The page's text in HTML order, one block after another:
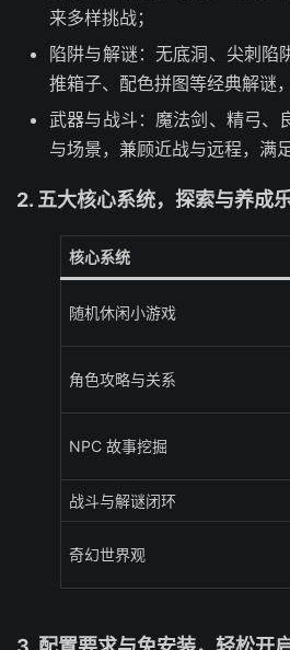
来多样挑战；
陷阱与解谜：无底洞、尖刺陷
推箱子、配色拼图等经典解谜
武器与战斗：魔法剑、精弓、
与场景，兼顾近战与远程，满
2. 五大核心系统，探索与养成
核心系统
随机休闲小游戏
角色攻略与关系
NPC 故事挖掘
战斗与解谜闭环
奇幻世界观